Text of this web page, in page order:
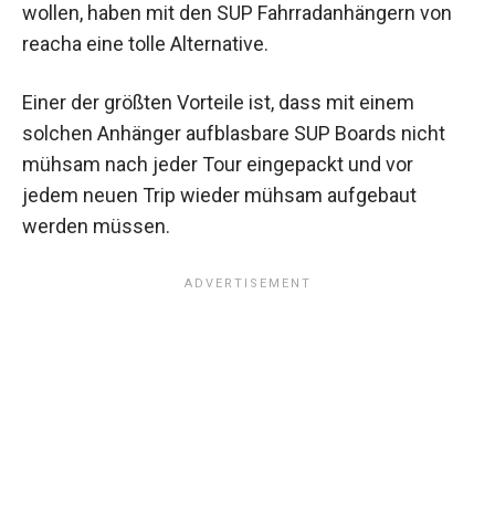
wollen, haben mit den SUP Fahrradanhängern von
reacha eine tolle Alternative.
Einer der größten Vorteile ist, dass mit einem
solchen Anhänger aufblasbare SUP Boards nicht
mühsam nach jeder Tour eingepackt und vor
jedem neuen Trip wieder mühsam aufgebaut
werden müssen.